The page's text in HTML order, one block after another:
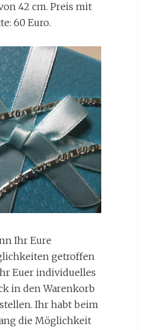
42 cm. Preis mit
60 Euro.
Ihr Eure
getroffen
Euer individuelles
in den Warenkorb
Ihr habt beim
die Möglichkeit